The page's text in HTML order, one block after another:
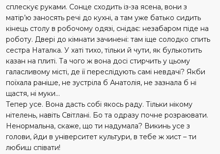
сплескує руками. Сонце сходить із-за ясена, вони з
матір’ю заносять речі до кухні, а там уже батько сидить
кінець столу в робочому одязі, снідає: незабаром піде на
роботу. Двері до кімнати зачинені: там іще солодко спить
сестра Наталка. У хаті тихо, тільки й чути, як булькотить
казан на плиті. Та чого ж вона досі стирчить у цьому
галасливому місті, де її переслідують самі невдачі? Якби
поїхала раніше, не зустріла б Анатолія, не зазнала б ні
щастя, ні муки…
Тепер усе. Вона дасть собі якось раду. Тільки нікому
нітелень, навіть Світлані. Бо та одразу почне розраювати.
Ненормальна, скаже, що ти надумала? Викинь усе з
голови, йди в університет культури, в тебе ж хист – ти
любиш співати!